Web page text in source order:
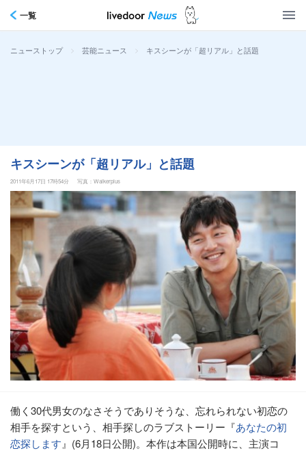
一覧
ニューストップ > 芸能ニュース > キスシーンが「超リアル」と話題
キスシーンが「超リアル」と話題
2011年6月17日 17時54分 写真：Walkerplus
働く30代男女のなさそうでありそうな、忘れられない初恋の
相手を探すという、相手探しのラブストーリー『あなたの初
恋探します 』(6月18日公開)。本作は本国公開時に、主演コ